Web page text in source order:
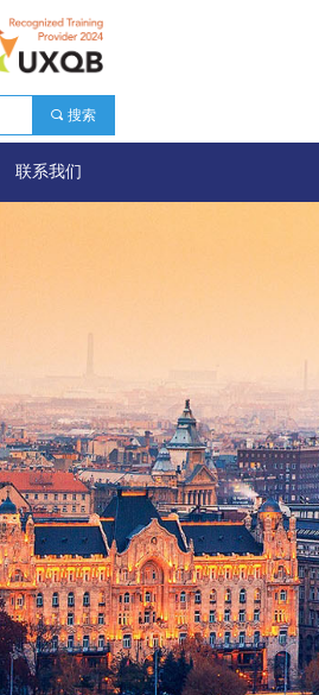
联系我们
끠 搜索